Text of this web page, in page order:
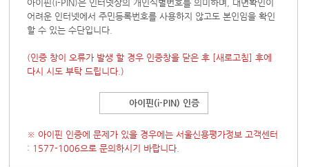
아이핀(i-PIN)은 인터넷상의 개인식별번호를 의미하며, 대면확인이
어려운 인터넷에서 주민등록번호를 사용하지 않고도 본인임을 확인
할 수 있는 수단입니다.
(인증 창이 오류가 발생 할 경우 인증창을 닫은 후 [새로고침] 후에
다시 시도 부탁 드립니다.)
아이핀(i-PIN) 인증
※ 아이핀 인증에 문제가 있을 경우에는 서울신용평가정보 고객센터
: 1577-1006으로 문의하시기 바랍니다.